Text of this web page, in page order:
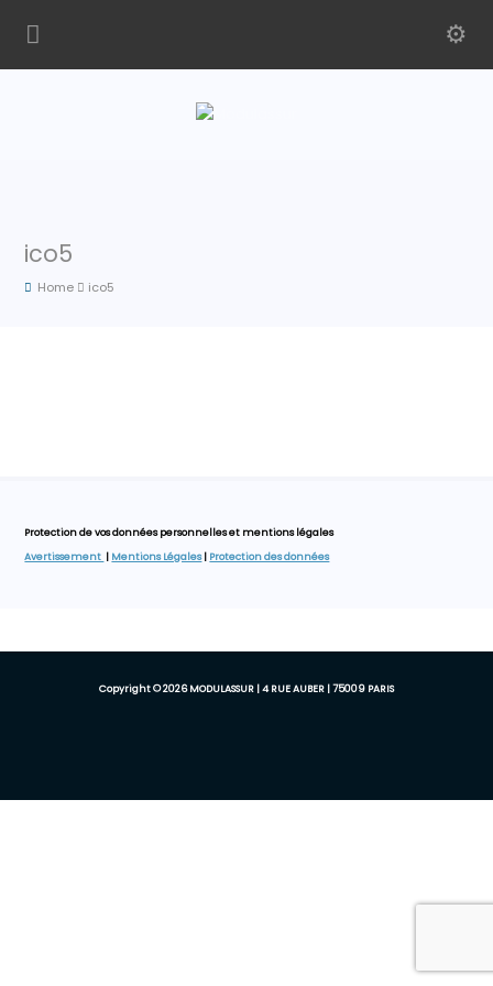
ico5
Home ico5
Protection de vos données personnelles et mentions légales
Avertissement | Mentions Légales| Protection des données
Copyright © 2026 MODULASSUR | 4 RUE AUBER | 75009 PARIS